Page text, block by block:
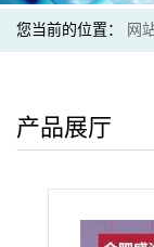
您当前的位置： 网
产品展厅